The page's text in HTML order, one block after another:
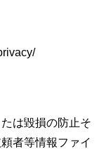
は毀損の防止そ
者等情報ファイ